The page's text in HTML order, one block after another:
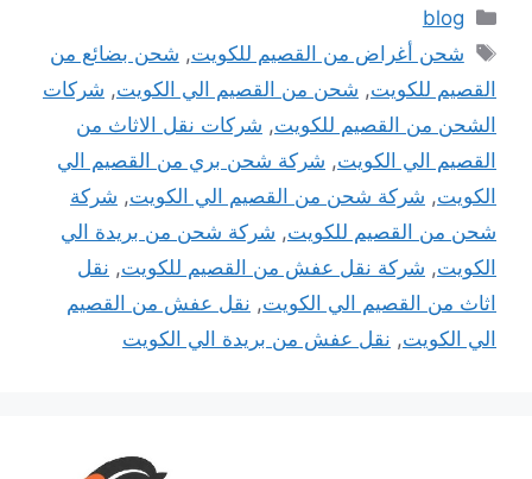
التصنيفات
blog
الوسوم
شحن أغراض من القصيم للكويت, شحن بضائع من
القصيم للكويت, شحن من القصيم الي الكويت, شركات
الشحن من القصيم للكويت, شركات نقل الاثاث من
القصيم الي الكويت, شركة شحن بري من القصيم الي
الكويت, شركة شحن من القصيم الي الكويت, شركة
شحن من القصيم للكويت, شركة شحن من بريدة الي
الكويت, شركة نقل عفش من القصيم للكويت, نقل
اثاث من القصيم الي الكويت, نقل عفش من القصيم
الي الكويت, نقل عفش من بريدة الي الكويت